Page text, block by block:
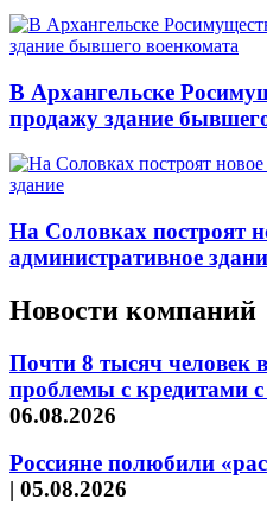
В Архангельске
продажу здание
На Соловках построят
административное
Новости компаний
Почти 8 тысяч
проблемы с кредитами
06.08.2026
Россияне полюбили
| 05.08.2026